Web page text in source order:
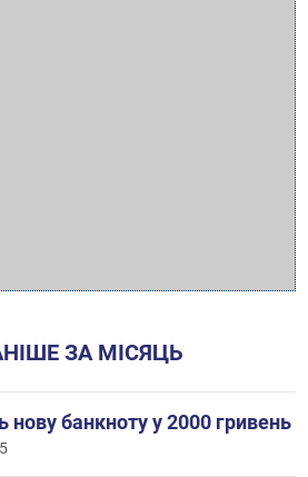
ЗА МІСЯЦЬ
нову банкноту у 2000 гривень